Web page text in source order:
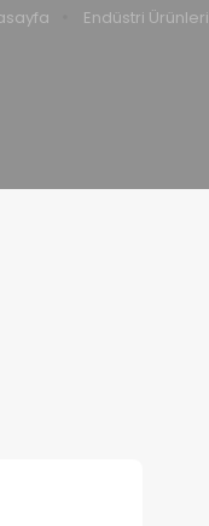
Endüstri Ürünleri